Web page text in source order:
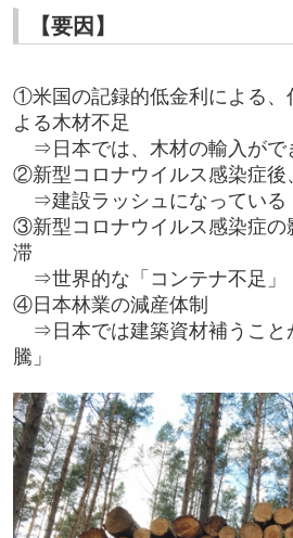
【要因】
①米国の記録的低金利による、
よる木材不足
⇒日本では、木材の輸入がで
②新型コロナウイルス感染症後
⇒建設ラッシュになっている
③新型コロナウイルス感染症の
滞
⇒世界的な「コンテナ不足」
④日本林業の減産体制
⇒日本では建築資材補うこと
騰」